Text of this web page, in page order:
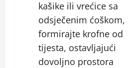
kašike ili vrećice sa
odsječenim ćoškom,
formirajte krofne od
tijesta, ostavljajući
dovoljno prostora